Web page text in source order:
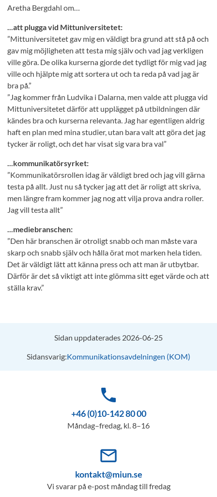
Aretha Bergdahl om…
...att plugga vid Mittuniversitetet:
”Mittuniversitetet gav mig en väldigt bra grund att stå på och
gav mig möjligheten att testa mig själv och vad jag verkligen
ville göra. De olika kurserna gjorde det tydligt för mig vad jag
ville och hjälpte mig att sortera ut och ta reda på vad jag är
bra på.”
”Jag kommer från Ludvika i Dalarna, men valde att plugga vid
Mittuniversitetet därför att upplägget på utbildningen där
kändes bra och kurserna relevanta. Jag har egentligen aldrig
haft en plan med mina studier, utan bara valt att göra det jag
tycker är roligt, och det har visat sig vara bra val”
...kommunikatörsyrket:
”Kommunikatörsrollen idag är väldigt bred och jag vill gärna
testa på allt. Just nu så tycker jag att det är roligt att skriva,
men längre fram kommer jag nog att vilja prova andra roller.
Jag vill testa allt”
...mediebranschen:
”Den här branschen är otroligt snabb och man måste vara
skarp och snabb själv och hålla örat mot marken hela tiden.
Det är väldigt lätt att känna press och att man är utbytbar.
Därför är det så viktigt att inte glömma sitt eget värde och att
ställa krav.”
Sidan uppdaterades 2026-06-25
Sidansvarig:Kommunikationsavdelningen (KOM)
phone
+46 (0)10-142 80 00
Måndag–fredag, kl. 8–16
mail_outline
kontakt@miun.se
Vi svarar på e-post måndag till fredag